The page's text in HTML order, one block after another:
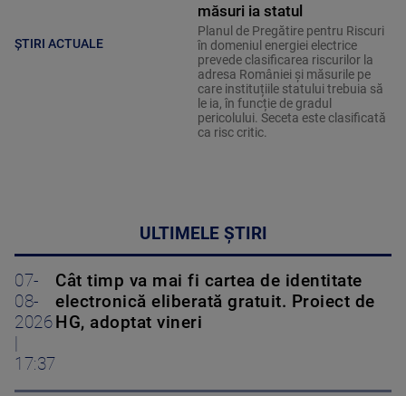
ȘTIRI ACTUALE
măsuri ia statul
Planul de Pregătire pentru Riscuri
în domeniul energiei electrice
prevede clasificarea riscurilor la
adresa României și măsurile pe
care instituțiile statului trebuia să
le ia, în funcție de gradul
pericolului. Seceta este clasificată
ca risc critic.
ULTIMELE ȘTIRI
07-
08-
2026
17:37
Cât timp va mai fi cartea de identitate
electronică eliberată gratuit. Proiect de
HG, adoptat vineri